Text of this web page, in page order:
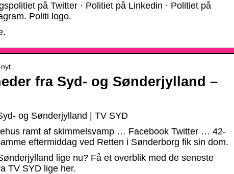
på Twitter · Politiet på Linkedin · Politiet på
Politi logo.
fra Syd- og Sønderjylland –
og Sønderjylland | TV SYD
ramt af skimmelsvamp … Facebook Twitter … 42-
eftermiddag ved Retten i Sønderborg fik sin dom.
lige nu? Få et overblik med de seneste
TV SYD lige her.